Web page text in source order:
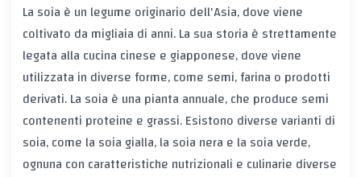
La soia è un legume originario dell'Asia, dove viene
coltivato da migliaia di anni. La sua storia è strettamente
legata alla cucina cinese e giapponese, dove viene
utilizzata in diverse forme, come semi, farina o prodotti
derivati. La soia è una pianta annuale, che produce semi
contenenti proteine e grassi. Esistono diverse varianti di
soia, come la soia gialla, la soia nera e la soia verde,
ognuna con caratteristiche nutrizionali e culinarie diverse